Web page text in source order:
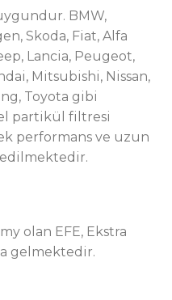
BMW,
Skoda, Fiat, Alfa
Lancia, Peugeot,
Mitsubishi, Nissan,
Toyota gibi
partikül filtresi
performans ve uzun
olan EFE, Ekstra
gelmektedir.